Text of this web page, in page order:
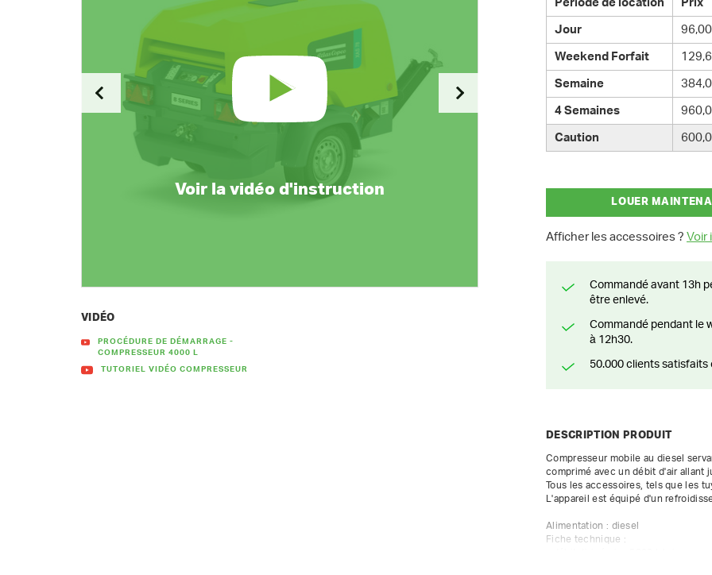
Voir la vidéo d'instruction
VIDÉO
PROCÉDURE DE DÉMARRAGE -
COMPRESSEUR 4000 L
TUTORIEL VIDÉO COMPRESSEUR
Période de location Prix
Jour
Weekend Forfait
Semaine
4 Semaines
Caution
LOUER
Afficher les accessoires ? Voir
Commandé avant 13h pendant la semaine? Livré le jour suivant ou prêt à
être enlevé.
Commandé pendant le weekend? Livré ou prêt à être enlevé à partir du lundi
à 12h30.
50.000 clients
DESCRIPTION PRODUIT
Compresseur mobile au diesel
comprimé avec un débit d'air allant
Tous les accessoires, tels que les
L'appareil est équipé d'un
Alimentation : diesel
Fiche technique :